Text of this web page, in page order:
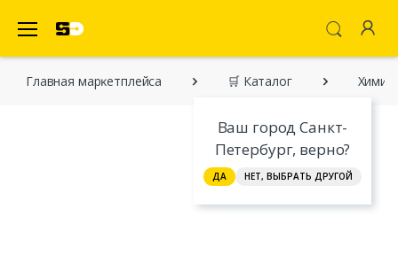
Ваш город Санкт-
Петербург, верно?
ДА НЕТ, ВЫБРАТЬ ДРУГОЙ
Главная марĸетплейса 🛒 Каталог